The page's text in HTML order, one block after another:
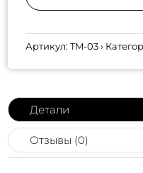
Артикул:TM-03
Детали
Отзывы (0)